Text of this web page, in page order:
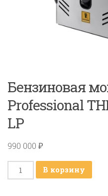
Бензиновая
Professional
LP
990 000 ₽
Количество
товара
В корзину